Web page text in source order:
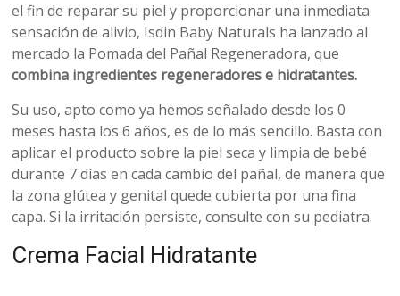
el fin de reparar su piel y proporcionar una inmediata
sensación de alivio, Isdin Baby Naturals ha lanzado al
mercado la Pomada del Pañal Regeneradora, que
combina ingredientes regeneradores e hidratantes.
Su uso, apto como ya hemos señalado desde los 0
meses hasta los 6 años, es de lo más sencillo. Basta con
aplicar el producto sobre la piel seca y limpia de bebé
durante 7 días en cada cambio del pañal, de manera que
la zona glútea y genital quede cubierta por una fina
capa. Si la irritación persiste, consulte con su pediatra.
Crema Facial Hidratante